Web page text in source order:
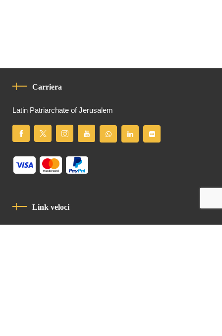
Carriera
Latin Patriarchate of Jerusalem
Link veloci